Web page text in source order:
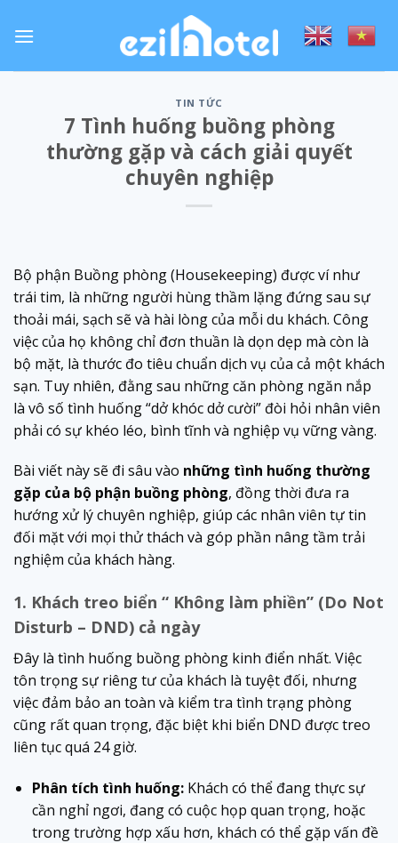
TIN TỨC
7 Tình huống buồng phòng
thường gặp và cách giải quyết
chuyên nghiệp
Bộ phận Buồng phòng (Housekeeping) được ví như
trái tim, là những người hùng thầm lặng đứng sau sự
thoải mái, sạch sẽ và hài lòng của mỗi du khách. Công
việc của họ không chỉ đơn thuần là dọn dẹp mà còn là
bộ mặt, là thước đo tiêu chuẩn dịch vụ của cả một khách
sạn. Tuy nhiên, đằng sau những căn phòng ngăn nắp
là vô số tình huống “dở khóc dở cười” đòi hỏi nhân viên
phải có sự khéo léo, bình tĩnh và nghiệp vụ vững vàng.
Bài viết này sẽ đi sâu vào những tình huống thường
gặp của bộ phận buồng phòng, đồng thời đưa ra
hướng xử lý chuyên nghiệp, giúp các nhân viên tự tin
đối mặt với mọi thử thách và góp phần nâng tầm trải
nghiệm của khách hàng.
1. Khách treo biển “ Không làm phiền” (Do Not
Disturb – DND) cả ngày
Đây là tình huống buồng phòng kinh điển nhất. Việc
tôn trọng sự riêng tư của khách là tuyệt đối, nhưng
việc đảm bảo an toàn và kiểm tra tình trạng phòng
cũng rất quan trọng, đặc biệt khi biển DND được treo
liên tục quá 24 giờ.
Phân tích tình huống:Khách có thể đang thực sự
cần nghỉ ngơi, đang có cuộc họp quan trọng, hoặc
trong trường hợp xấu hơn, khách có thể gặp vấn đề